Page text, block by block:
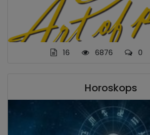
16 6876 0
Horoskops